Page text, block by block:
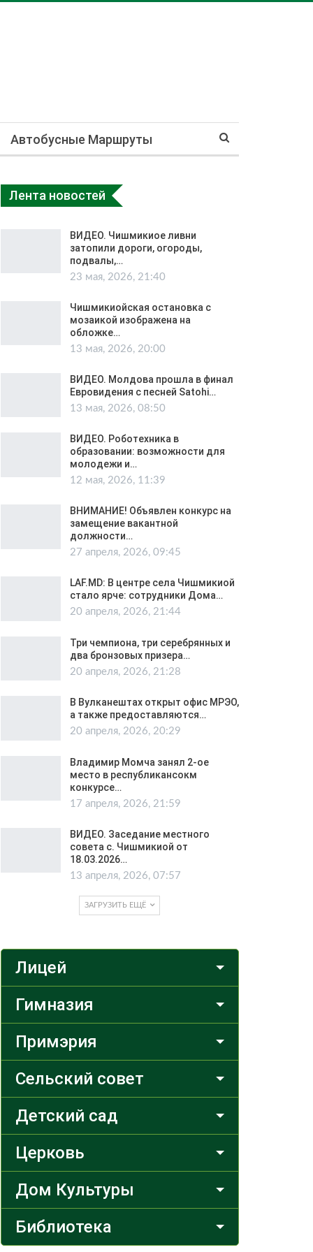
Автобусные Маршруты
Лента новостей
ВИДЕО. Чишмикиое ливни
затопили дороги, огороды,
подвалы,…
23 мая, 2026, 21:40
Чишмикиойская остановка с
мозаикой изображена на
обложке…
13 мая, 2026, 20:00
ВИДЕО. Молдова прошла в финал
Евровидения с песней Satohi…
13 мая, 2026, 08:50
ВИДЕО. Роботехника в
образовании: возможности для
молодежи и…
12 мая, 2026, 11:39
ВНИМАНИЕ! Объявлен конкурс на
замещение вакантной
должности…
27 апреля, 2026, 09:45
LAF.MD: В центре села Чишмикиой
стало ярче: сотрудники Дома…
20 апреля, 2026, 21:44
Три чемпиона, три серебрянных и
два бронзовых призера…
20 апреля, 2026, 21:28
В Вулканештах открыт офис МРЭО,
а также предоставляются…
20 апреля, 2026, 20:29
Владимир Момча занял 2-ое
место в республикансокм
конкурсе…
17 апреля, 2026, 21:59
ВИДЕО. Заседание местного
совета с. Чишмикиой от
18.03.2026…
13 апреля, 2026, 07:57
ЗАГРУЗИТЬ ЕЩЁ
Лицей
Гимназия
Примэрия
Сельский совет
Детский сад
Церковь
Дом Культуры
Библиотека